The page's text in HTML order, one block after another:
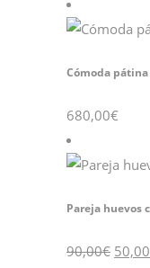
Cómoda
680,00€
Pareja huevos
90,00€ El
50,00